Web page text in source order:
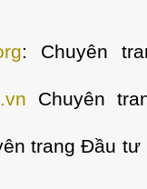
:
Chuyên
Chuyên
trang Đầu